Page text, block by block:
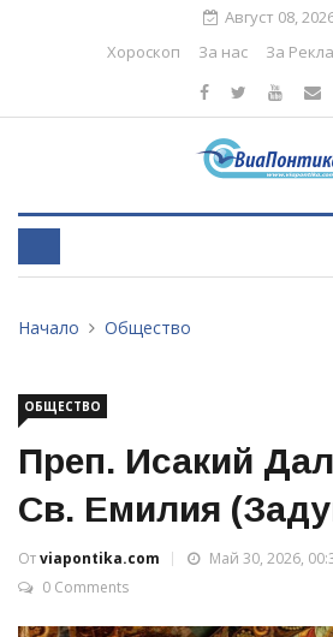
Август 08,
Хороскоп
За нас За
Начало Общество
ОБЩЕСТВО
Преп. Исакий
Св. Емилия
Отviapontika.com
Май 30, 2026,
0 Comments